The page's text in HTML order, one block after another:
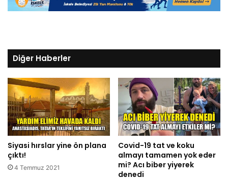
Diğer Haberler
Siyasi hırslar yine ön plana
çıktı!
4 Temmuz 2021
Covid-19 tat ve koku
almayı tamamen yok eder
mi? Acı biber yiyerek
denedi